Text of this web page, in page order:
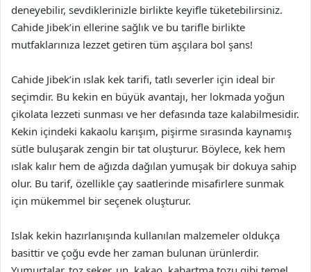
deneyebilir, sevdiklerinizle birlikte keyifle tüketebilirsiniz.
Cahide Jibek’in ellerine sağlık ve bu tarifle birlikte
mutfaklarınıza lezzet getiren tüm aşçılara bol şans!
Cahide Jibek’in ıslak kek tarifi, tatlı severler için ideal bir
seçimdir. Bu kekin en büyük avantajı, her lokmada yoğun
çikolata lezzeti sunması ve her defasında taze kalabilmesidir.
Kekin içindeki kakaolu karışım, pişirme sırasında kaynamış
sütle buluşarak zengin bir tat oluşturur. Böylece, kek hem
ıslak kalır hem de ağızda dağılan yumuşak bir dokuya sahip
olur. Bu tarif, özellikle çay saatlerinde misafirlere sunmak
için mükemmel bir seçenek oluşturur.
Islak kekin hazırlanışında kullanılan malzemeler oldukça
basittir ve çoğu evde her zaman bulunan ürünlerdir.